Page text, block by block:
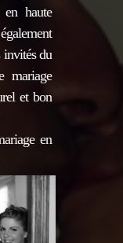
haute
invités du
mariage
et bon
en